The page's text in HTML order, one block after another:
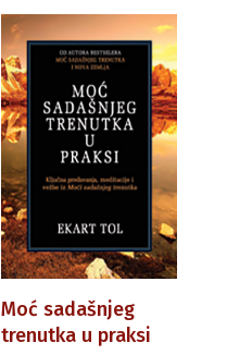
Moć sadašnjeg
trenutka u praksi